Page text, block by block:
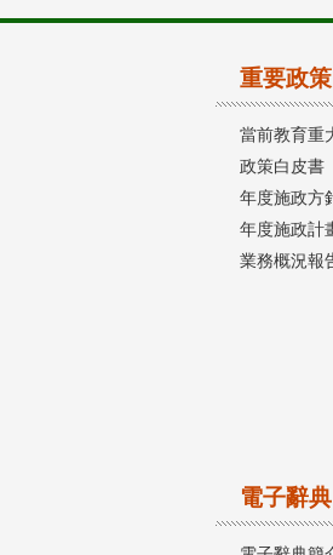
重要政策
當前教育重
政策白皮書
年度施政方
年度施政計
業務概況報
電子辭典